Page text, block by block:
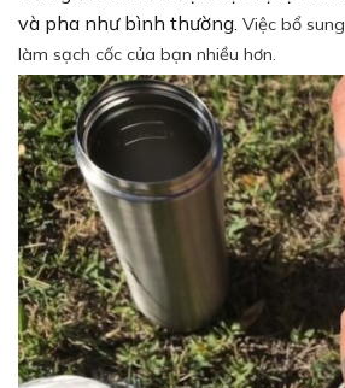
và pha như bình thường. Việc bổ
làm sạch cốc của bạn nhiều hơn.